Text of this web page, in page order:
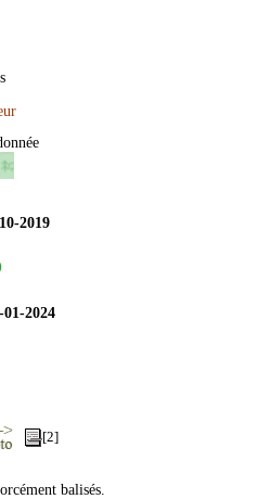
2019
01-2024
[2]
balisés.